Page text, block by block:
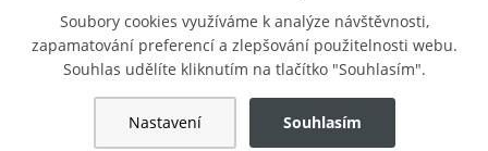
Novinky
Soubory cookies využíváme k analýze návštěvnosti,
zapamatování preferencí a zlepšování použitelnosti webu.
Souhlas udělíte kliknutím na tlačítko "Souhlasím".
Nastavení Souhlasím